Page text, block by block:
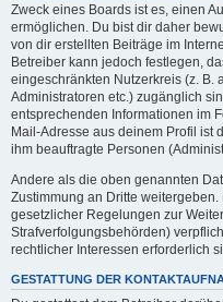
Zweck eines Boards ist es, einen
ermöglichen. Du bist dir daher
von dir erstellten Beiträge im
Betreiber kann jedoch festlegen,
eingeschränkten Nutzerkreis (z. B.
Administratoren etc.) zugänglich
entsprechenden Informationen im
Mail-Adresse aus deinem Profil ist
ihm beauftragte Personen
Andere als die oben genannten
Zustimmung an Dritte
gesetzlicher Regelungen zur
Strafverfolgungsbehörden)
rechtlicher Interessen erforderlich
GESTATTUNG DER